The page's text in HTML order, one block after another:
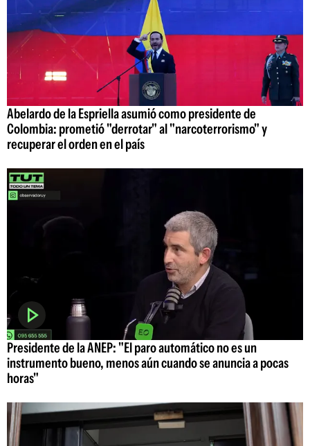
Abelardo de la Espriella asumió como presidente de
Colombia: prometió "derrotar" al "narcoterrorismo" y
recuperar el orden en el país
Presidente de la ANEP: "El paro automático no es un
instrumento bueno, menos aún cuando se anuncia a pocas
horas"